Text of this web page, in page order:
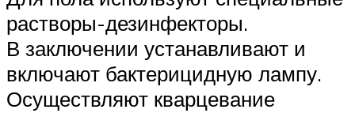
растворы-дезинфекторы.
В заключении устанавливают и
включают бактерицидную лампу.
Осуществляют кварцевание